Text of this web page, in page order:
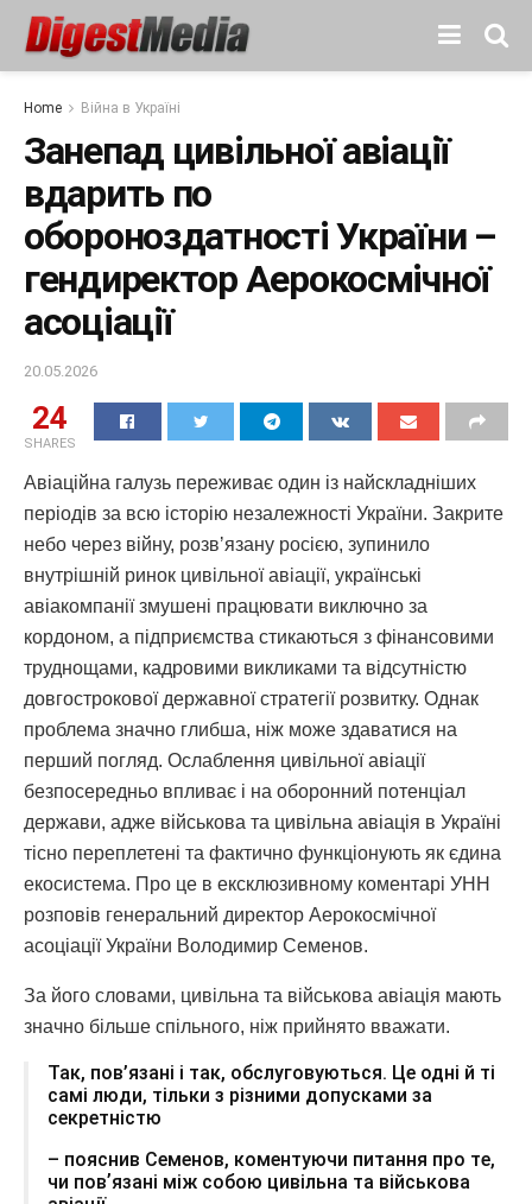
Home Війна в Україні
Занепад цивільної авіації
вдарить по
обороноздатності України –
гендиректор Аерокосмічної
асоціації
20.05.2026
24
SHARES
Авіаційна галузь переживає один із найскладніших
періодів за всю історію незалежності України. Закрите
небо через війну, розвʼязану росією, зупинило
внутрішній ринок цивільної авіації, українські
авіакомпанії змушені працювати виключно за
кордоном, а підприємства стикаються з фінансовими
труднощами, кадровими викликами та відсутністю
довгострокової державної стратегії розвитку. Однак
проблема значно глибша, ніж може здаватися на
перший погляд. Ослаблення цивільної авіації
безпосередньо впливає і на оборонний потенціал
держави, адже військова та цивільна авіація в Україні
тісно переплетені та фактично функціонують як єдина
екосистема. Про це в ексклюзивному коментарі УНН
розповів генеральний директор Аерокосмічної
асоціації України Володимир Семенов.
За його словами, цивільна та військова авіація мають
значно більше спільного, ніж прийнято вважати.
Так, пов’язані і так, обслуговуються. Це одні й ті
самі люди, тільки з різними допусками за
секретністю
– пояснив Семенов, коментуючи питання про те,
чи повʼязані між собою цивільна та військова